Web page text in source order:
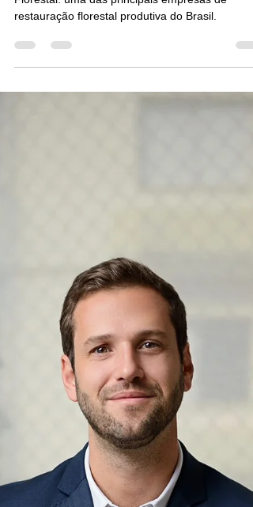
Visão de Elder Rodrigues, fundador da ATLAS
restauração florestal produtiva do Brasil.